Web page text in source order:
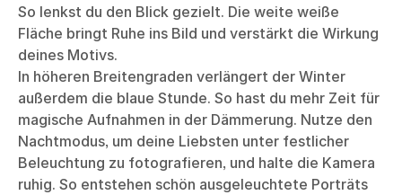
So lenkst du den Blick gezielt. Die weite weiße
Fläche bringt Ruhe ins Bild und verstärkt die Wirkung
deines Motivs.
In höheren Breitengraden verlängert der Winter
außerdem die blaue Stunde. So hast du mehr Zeit für
magische Aufnahmen in der Dämmerung. Nutze den
Nachtmodus, um deine Liebsten unter festlicher
Beleuchtung zu fotografieren, und halte die Kamera
ruhig. So entstehen schön ausgeleuchtete Porträts